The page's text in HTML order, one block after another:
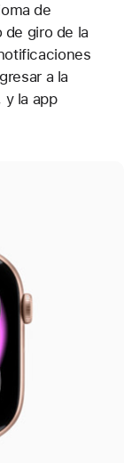
de
de giro de la
a la
y la app